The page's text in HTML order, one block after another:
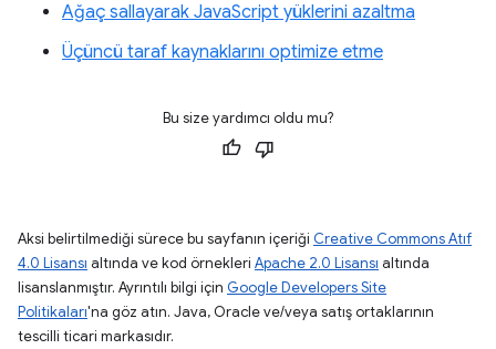
Ağaç sallayarak JavaScript yüklerini azaltma
Üçüncü taraf kaynaklarını optimize etme
Bu size yardımcı oldu mu?
Aksi belirtilmediği sürece bu sayfanın içeriği Creative Commons Atıf
4.0 Lisansı altında ve kod örnekleri Apache 2.0 Lisansı altında
lisanslanmıştır. Ayrıntılı bilgi için Google Developers Site
Politikaları'na göz atın. Java, Oracle ve/veya satış ortaklarının
tescilli ticari markasıdır.